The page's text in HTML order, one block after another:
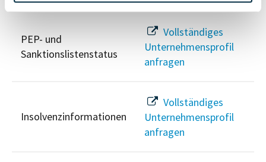
PEP- und
Sanktionslistenstatus
Vollständiges
Unternehmensprofil
anfragen
Insolvenzinformationen
Vollständiges
Unternehmensprofil
anfragen